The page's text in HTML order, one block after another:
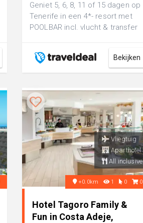
Geniet 5, 6, 8, 11 of 15 dagen op
Tenerife in een 4*- resort met
POOLBAR incl. vlucht & transfer
Bekijken
Vliegtuig
Aparthotel
All inclusive
+0.0km 1 0 0
Hotel Tagoro Family &
Fun in Costa Adeje,